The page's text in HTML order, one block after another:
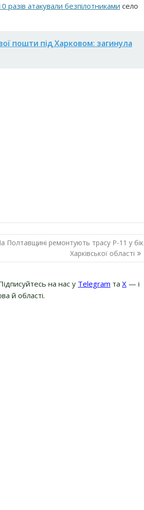
разів атакували безпілотниками село
пошти під Харковом: загинула
Полтавщині ремонтують трасу Р-11 у бік
Харківської області
на нас у Telegram та Х — і
й області.